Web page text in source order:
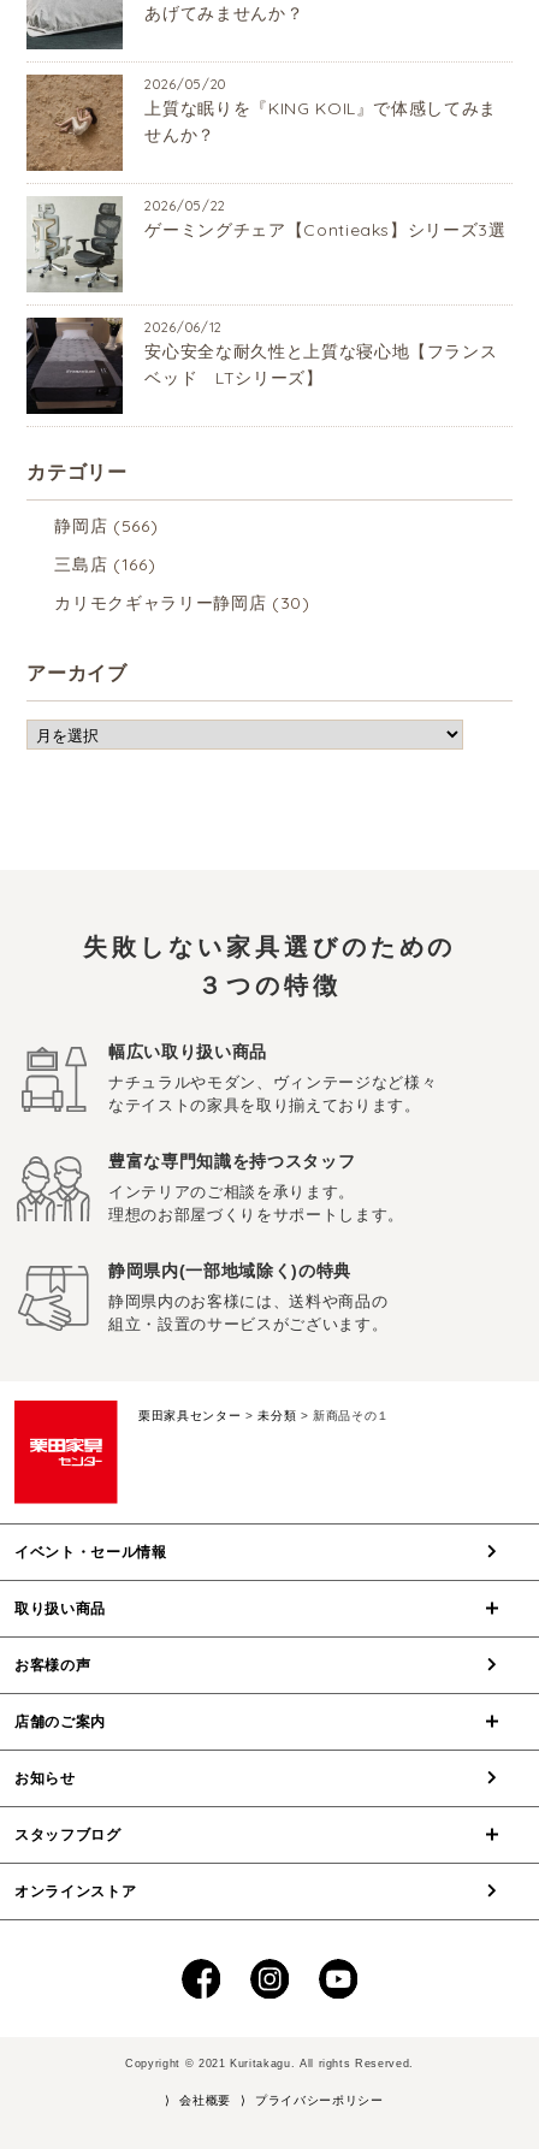
あげてみませんか？
2026/05/20
上質な眠りを『KING KOIL』で体感してみま
せんか？
2026/05/22
ゲーミングチェア【Contieaks】シリーズ3選
2026/06/12
安心安全な耐久性と上質な寝心地【フランス
ベッド LTシリーズ】
カテゴリー
静岡店 (566)
三島店 (166)
カリモクギャラリー静岡店 (30)
アーカイブ
失敗しない家具選びのための
３つの特徴
幅広い取り扱い商品
ナチュラルやモダン、ヴィンテージなど様々
なテイストの家具を取り揃えております。
豊富な専門知識を持つスタッフ
インテリアのご相談を承ります。
理想のお部屋づくりをサポートします。
静岡県内(一部地域除く)の特典
静岡県内のお客様には、送料や商品の
組立・設置のサービスがございます。
栗田家具センター >未分類 >新商品その１
イベント・セール情報
取り扱い商品
お客様の声
店舗のご案内
お知らせ
スタッフブログ
オンラインストア
Copyright © 2021 Kuritakagu. All rights Reserved.
⟩ 会社概要 ⟩ プライバシーポリシー